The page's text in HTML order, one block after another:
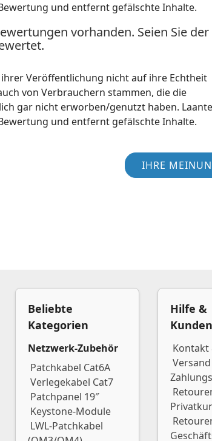
und entfernt gefälschte Inhalte.
vorhanden. Seien Sie der
Veröffentlichung nicht auf ihre Echtheit
von Verbrauchern stammen, die die
gar nicht erworben/genutzt haben.
und entfernt gefälschte Inhalte.
IHRE
Beliebte
Kategorien
Netzwerk-Zubehör
Patchkabel Cat6A
Verlegekabel Cat7
Patchpanel 19″
Keystone-Module
LWL-Patchkabel
Hilfe &
Kontakt